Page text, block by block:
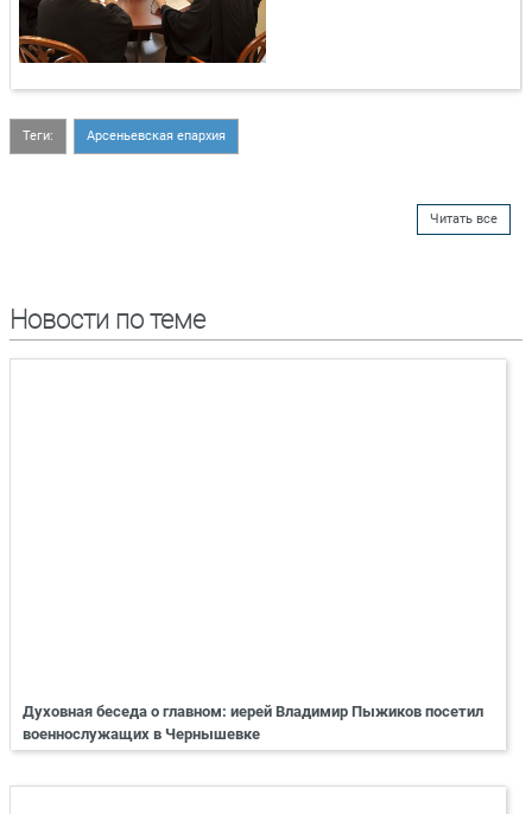
Теги: Арсеньевская епархия
Читать все
Новости по теме
Духовная беседа о главном: иерей Владимир Пыжиков посетил
военнослужащих в Чернышевке